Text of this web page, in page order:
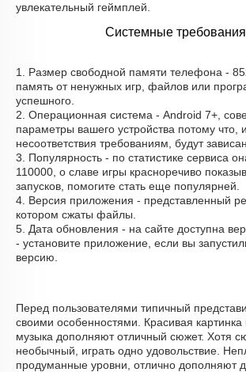
увлекательный геймплей.
Системные
1. Размер свободной памяти телефона -
память от ненужных игр, файлов или
успешного.
2. Операционная система - Android 7+,
параметры вашего устройства потому что,
несоответствия требованиям, будут
3. Популярность - по статистике сервиса
110000, о cлаве игры красноречиво
запусков, помогите стать еще популярней.
4. Версия приложения - представленный
котором сжаты файлы.
5. Дата обновления - на сайте доступна
- установите приложение, если вы
версию.
Перед пользователями типичный
своими особенностями. Красивая картинка
музыка дополняют отличный сюжет. Хотя
необычный, играть одно удовольствие.
продуманные уровни, отлично дополняют